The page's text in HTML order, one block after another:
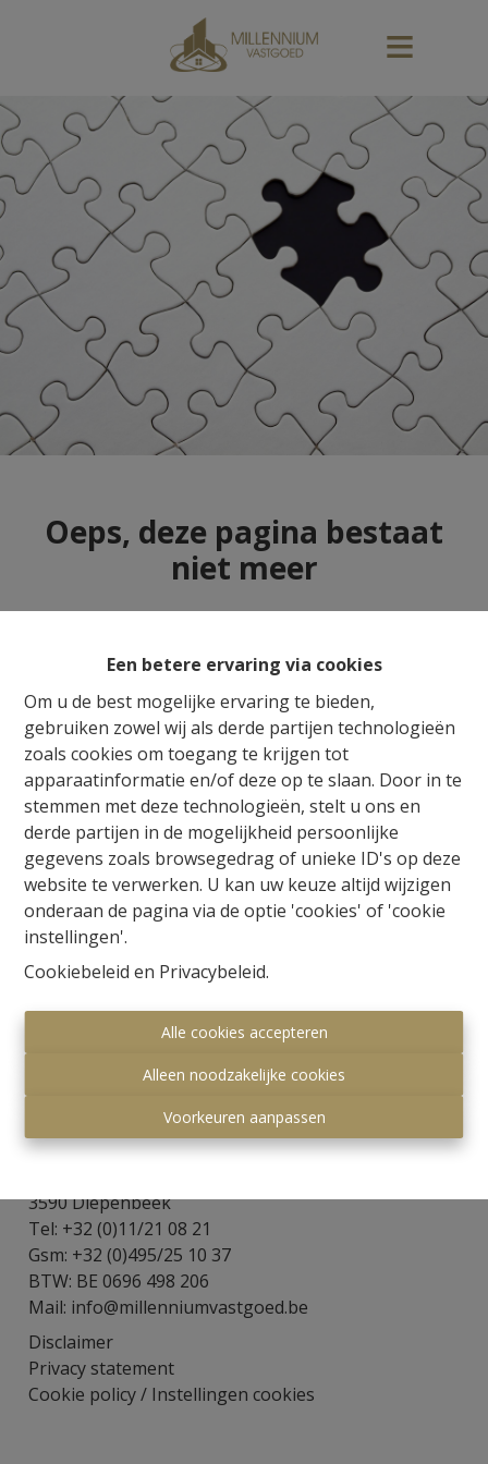
Een betere ervaring via cookies
Om u de best mogelijke ervaring te bieden,
gebruiken zowel wij als derde partijen technologieën
zoals cookies om toegang te krijgen tot
apparaatinformatie en/of deze op te slaan. Door in te
stemmen met deze technologieën, stelt u ons en
derde partijen in de mogelijkheid persoonlijke
gegevens zoals browsegedrag of unieke ID's op deze
website te verwerken. U kan uw keuze altijd wijzigen
onderaan de pagina via de optie 'cookies' of 'cookie
instellingen'.
Cookiebeleid en Privacybeleid.
Alle cookies accepteren
Alleen noodzakelijke cookies
Voorkeuren aanpassen
Oeps, deze pagina bestaat
niet meer
Te koop Te huur
Millennium Vastgoed
3590 Diepenbeek
Tel: +32 (0)11/21 08 21
Gsm: +32 (0)495/25 10 37
BTW: BE 0696 498 206
Mail: info@millenniumvastgoed.be
Disclaimer
Privacy statement
Cookie policy/ Instellingen cookies